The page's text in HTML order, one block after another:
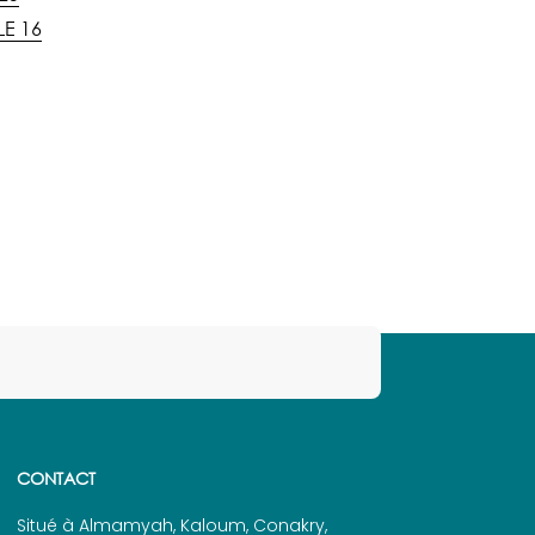
16
CONTACT
Situé à Almamyah, Kaloum, Conakry,